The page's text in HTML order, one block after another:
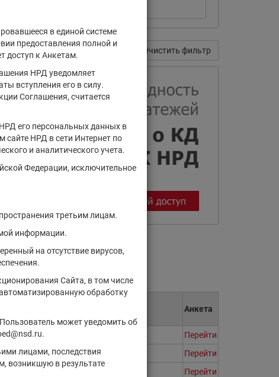
в единой системе
предоставления полной и
доступ к Анкетам.
НРД уведомляет
вступления его в силу.
Соглашения, считается
его персональных данных в
НРД в сети Интернет по
и аналитического учета.
Федерации, исключительное
третьим лицам.
информации.
на отсутствие вирусов,
Сайта, в том числе
обработку
может уведомить об
лицами, последствия
возникшую в результате
Очистить фильтр
Анкета
Да
Перейти
Да
Перейти
Да
Перейти